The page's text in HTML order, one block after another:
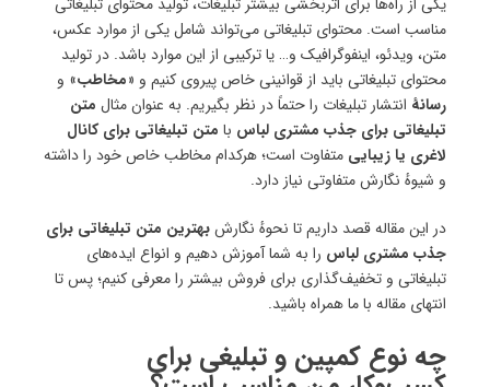
مناسب است. محتوای تبلیغاتی می‌تواند شامل یکی از موارد عکس،
متن، ویدئو، اینفوگرافیک و… یا ترکیبی از این موارد باشد. در تولید
محتوای تبلیغاتی باید از قوانینی خاص پیروی کنیم و «مخاطب» و
رسانه‌ٔ انتشار تبلیغات را حتماً در نظر بگیریم. به عنوان مثال متن
تبلیغاتی برای جذب مشتری لباس با متن تبلیغاتی برای کانال
لاغری یا زیبایی متفاوت است؛ هرکدام مخاطب خاص خود را داشته
و شیوهٔ نگارش متفاوتی نیاز دارد.
در این مقاله قصد داریم تا نحوهٔ نگارشبهترین متن تبلیغاتی برای
جذب مشتری لباس را به شما آموزش دهیم و انواع ایده‌های
تبلیغاتی و تخفیف‌گذاری برای فروش بیشتر را معرفی کنیم؛ پس تا
انتهای مقاله با ما همراه باشید.
چه نوع کمپین و تبلیغی برای